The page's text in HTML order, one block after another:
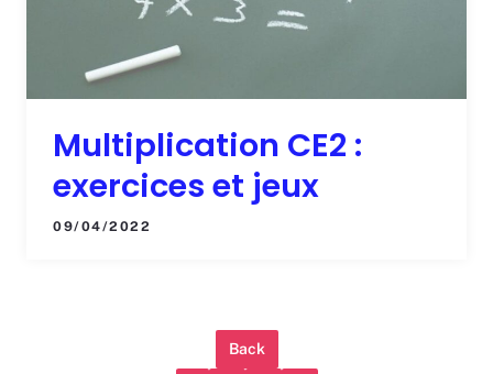
Multiplication CE2 :
exercices et jeux
09/04/2022
Back